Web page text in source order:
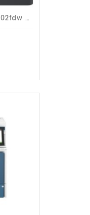
HP LaserJet Pro MFP 3302fdw Printer Up To 25ppm - Gar 1 An HP